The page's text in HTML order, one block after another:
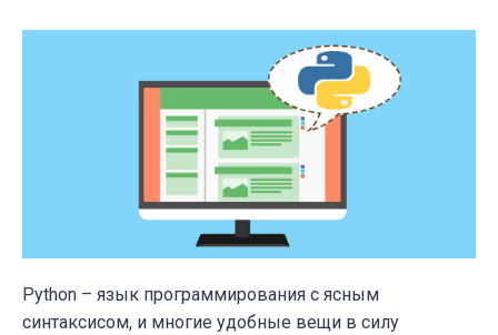
Python – язык программирования с ясным
синтаксисом, и многие удобные вещи в силу